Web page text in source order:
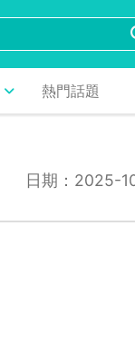
熱門話題
日期：2025-